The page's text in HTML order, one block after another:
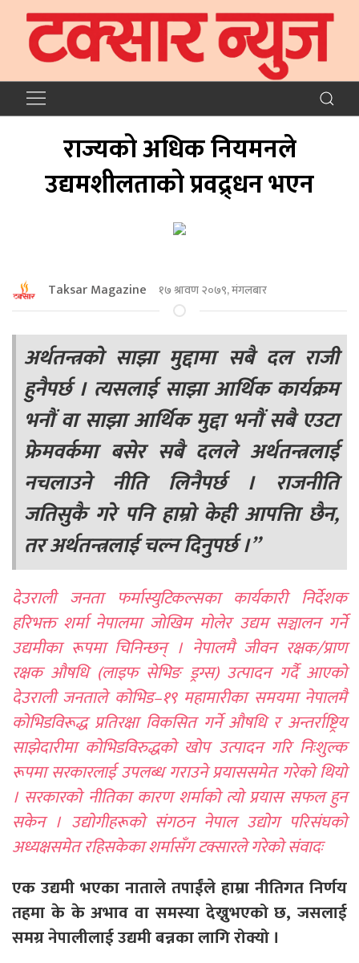
राज्यको अधिक नियमनले
उद्यमशीलताको प्रवद्र्धन भएन
Taksar Magazine १७ श्रावण २०७९, मंगलबार
अर्थतन्त्रको साझा मुद्दामा सबै दल राजी
हुनैपर्छ । त्यसलाई साझा आर्थिक कार्यक्रम
भनौं वा साझा आर्थिक मुद्दा भनौं सबै एउटा
फ्रेमवर्कमा बसेर सबै दलले अर्थतन्त्रलाई
नचलाउने नीति लिनैपर्छ । राजनीति
जतिसुकै गरे पनि हाम्रो केही आपत्तिा छैन,
तर अर्थतन्त्रलाई चल्न दिनुपर्छ ।”
देउराली जनता फर्मास्युटिकल्सका कार्यकारी निर्देशक
हरिभक्त शर्मा नेपालमा जोखिम मोलेर उद्यम सञ्चालन गर्ने
उद्यमीका रूपमा चिनिन्छन् । नेपालमै जीवन रक्षक/प्राण
रक्षक औषधि (लाइफ सेभिङ ड्रग्स) उत्पादन गर्दै आएको
देउराली जनताले कोभिड–१९ महामारीका समयमा नेपालमै
कोभिडविरूद्ध प्रतिरक्षा विकसित गर्ने औषधि र अन्तर्राष्ट्रिय
साझेदारीमा कोभिडविरुद्धको खोप उत्पादन गरि निःशुल्क
रूपमा सरकारलाई उपलब्ध गराउने प्रयाससमेत गरेको थियो
। सरकारको नीतिका कारण शर्माको त्यो प्रयास सफल हुन
सकेन । उद्योगीहरूको संगठन नेपाल उद्योग परिसंघको
अध्यक्षसमेत रहिसकेका शर्मासँग टक्सारले गरेको संवादः
एक उद्यमी भएका नाताले तपाईंले हाम्रा नीतिगत निर्णय
तहमा के के अभाव वा समस्या देख्नुभएको छ, जसलाई
समग्र नेपालीलाई उद्यमी बन्नका लागि रोक्यो ।